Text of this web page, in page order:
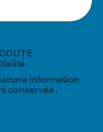
information
conservée.